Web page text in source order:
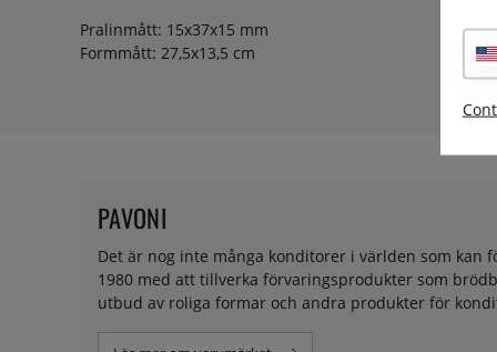
Pralinmått: 15x37x15 mm
Formmått: 27,5x13,5 cm
Det är nog inte många konditorer i världen som kan
1980 med att tillverka förvaringsprodukter som
utbud av roliga formar och andra produkter för
PAVONI